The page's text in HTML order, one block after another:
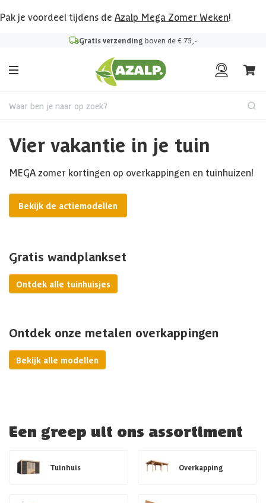
Pak je voordeel tijdens de Azalp Mega Zomer Weken!
Gratis verzending boven de € 75,-
Waar ben je naar op zoek?
Vier vakantie in je tuin
MEGA zomer kortingen op overkappingen en tuinhuizen!
Bekijk de actiemodellen
Gratis wandplankset
Ontdek alle tuinhuisjes
Ontdek onze metalen overkappingen
Bekijk alle modellen
Een greep uit ons assortiment
Tuinhuis Overkapping